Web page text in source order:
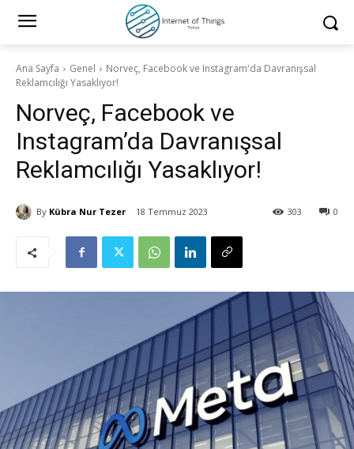
Ana Sayfa Genel
Norveç, Facebook ve Instagram'da Davranışsal
Reklamcılığı Yasaklıyor!
Norveç, Facebook ve
Instagram’da Davranışsal
Reklamcılığı Yasaklıyor!
By Kübra Nur Tezer 18 Temmuz 2023 0
303